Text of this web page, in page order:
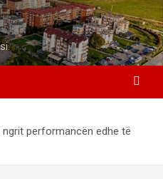
ngrit performancën edhe të